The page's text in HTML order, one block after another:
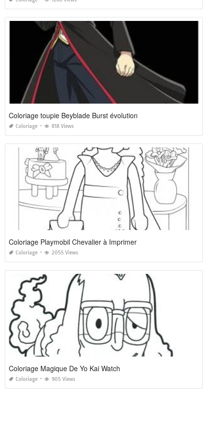
Coloriage toupie Beyblade Burst évolution
Coloriage 818 Views
Coloriage Playmobil Chevalier à Imprimer
Coloriage 2055 Views
Coloriage Magique De Yo Kai Watch
Coloriage 905 Views